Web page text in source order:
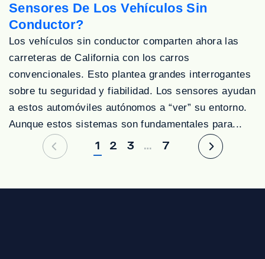
Sensores De Los Vehículos Sin
Conductor?
Los vehículos sin conductor comparten ahora las
carreteras de California con los carros
convencionales. Esto plantea grandes interrogantes
sobre tu seguridad y fiabilidad. Los sensores ayudan
a estos automóviles autónomos a “ver” su entorno.
Aunque estos sistemas son fundamentales para...
1 2 3 … 7